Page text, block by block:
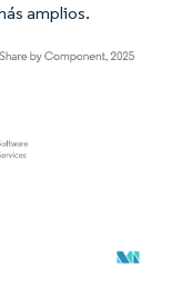
amplios.